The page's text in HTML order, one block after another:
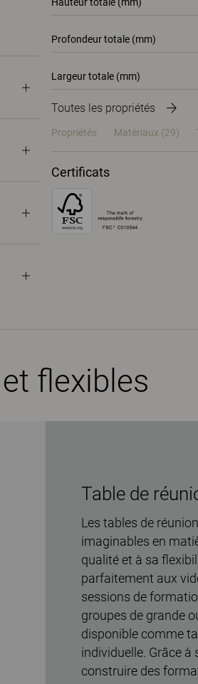
Profondeur totale (mm)
Largeur totale (mm)
Toutes les propriétés
Propriétés Matériaux (29)
Certificats
flexibles
Table de
Les tables de
imaginables en
qualité et à sa
parfaitement aux
sessions de
groupes de grande
disponible comme
individuelle. Grâce
construire des